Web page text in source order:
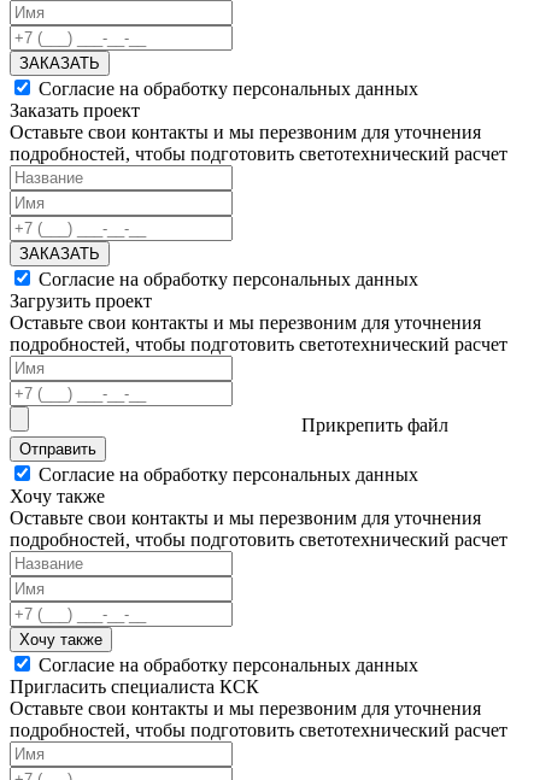
ЗАКАЗАТЬ
Согласие на обработку персональных данных
Заказать проект
Оставьте свои контакты и мы перезвоним для уточнения
подробностей, чтобы подготовить светотехнический расчет
ЗАКАЗАТЬ
Согласие на обработку персональных данных
Загрузить проект
Оставьте свои контакты и мы перезвоним для уточнения
подробностей, чтобы подготовить светотехнический расчет
Прикрепить файл
Отправить
Согласие на обработку персональных данных
Хочу также
Оставьте свои контакты и мы перезвоним для уточнения
подробностей, чтобы подготовить светотехнический расчет
Хочу также
Согласие на обработку персональных данных
Пригласить специалиста КСК
Оставьте свои контакты и мы перезвоним для уточнения
подробностей, чтобы подготовить светотехнический расчет